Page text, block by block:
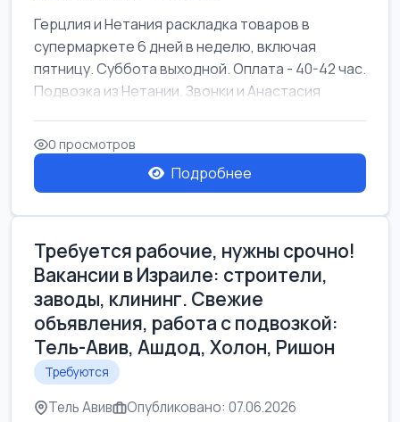
Герцлия и Нетания раскладка товаров в
супермаркете 6 дней в неделю, включая
пятницу. Суббота выходной. Оплата - 40-42 час.
Подвозка из Нетании. Звонки и Анастасия
0 просмотров
Подробнее
Требуется рабочие, нужны срочно!
Вакансии в Израиле: строители,
заводы, клининг. Свежие
объявления, работа с подвозкой:
Тель-Авив, Ашдод, Холон, Ришон
Требуются
Тель Авив Опубликовано: 07.06.2026